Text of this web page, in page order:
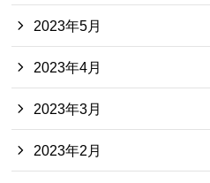
2023年5月
2023年4月
2023年3月
2023年2月